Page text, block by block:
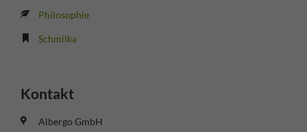
Philosophie
Schmilka
Kontakt
Albergo GmbH